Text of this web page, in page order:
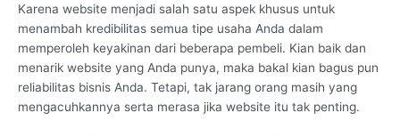
Karena website menjadi salah satu aspek khusus untuk
menambah kredibilitas semua tipe usaha Anda dalam
memperoleh keyakinan dari beberapa pembeli. Kian baik dan
menarik website yang Anda punya, maka bakal kian bagus pun
reliabilitas bisnis Anda. Tetapi, tak jarang orang masih yang
mengacuhkannya serta merasa jika website itu tak penting.